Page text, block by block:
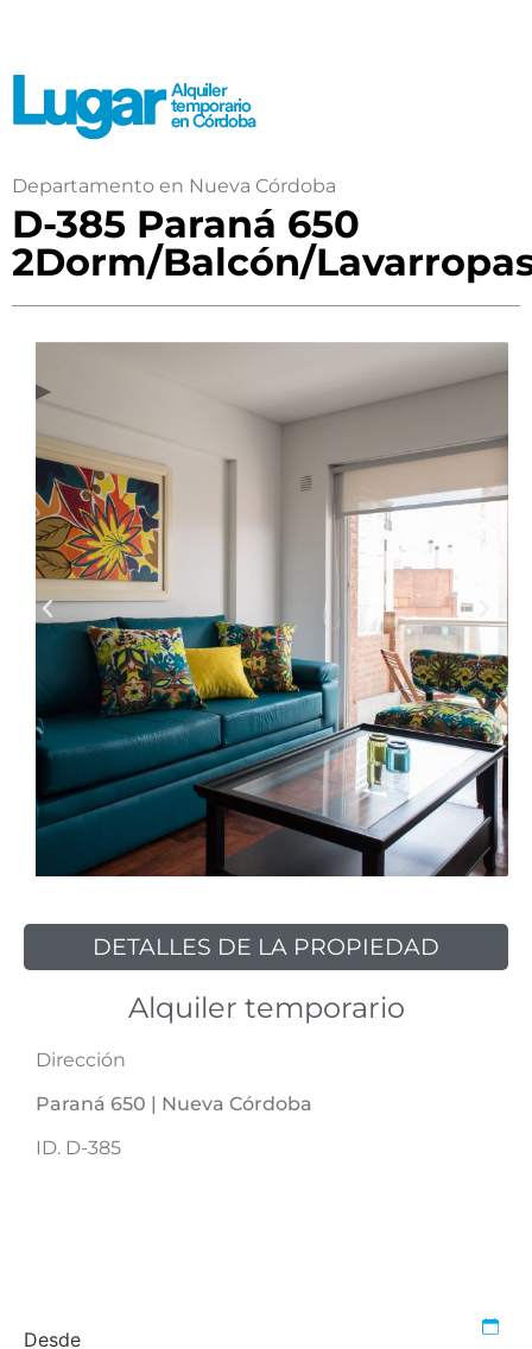
Departamento en Nueva Córdoba
D-385 Paraná 650
2Dorm/Balcón/
DETALLES DE LA PROPIEDAD
Alquiler temporario
Dirección
Paraná 650 | Nueva Córdoba
ID. D-385
Desde